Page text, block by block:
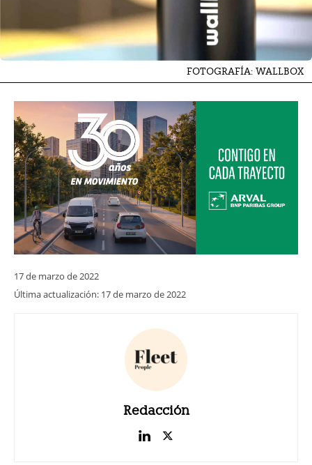
FOTOGRAFÍA: WALLBOX
17 de marzo de 2022
Última actualización: 17 de marzo de 2022
Redacción